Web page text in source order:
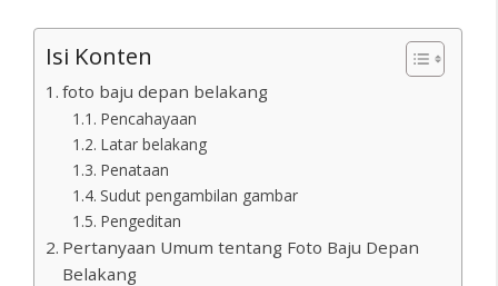
Isi Konten
foto baju depan belakang
Pencahayaan
Latar belakang
Penataan
Sudut pengambilan gambar
Pengeditan
Pertanyaan Umum tentang Foto Baju Depan
Belakang